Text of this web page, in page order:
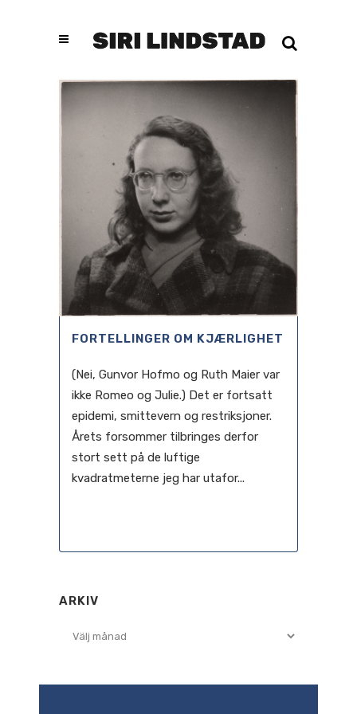
FORTELLINGER OM KJÆRLIGHET
(Nei, Gunvor Hofmo og Ruth Maier var
ikke Romeo og Julie.) Det er fortsatt
epidemi, smittevern og restriksjoner.
Årets forsommer tilbringes derfor
stort sett på de luftige
kvadratmeterne jeg har utafor...
ARKIV
Arkiv